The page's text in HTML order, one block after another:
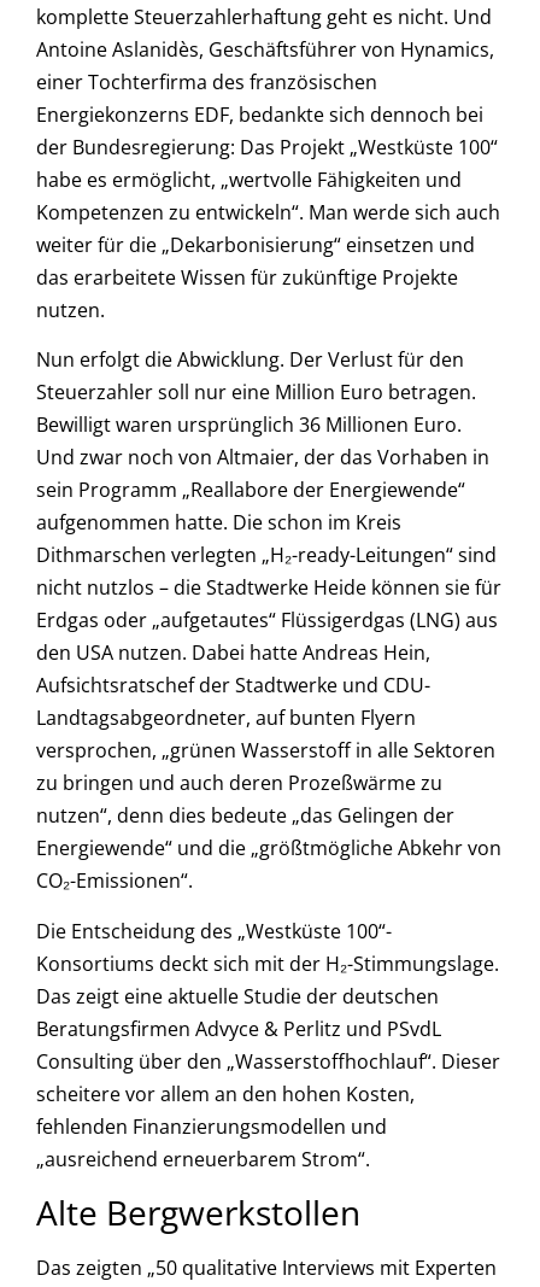
komplette Steuerzahlerhaftung geht es nicht. Und
Antoine Aslanidès, Geschäftsführer von Hynamics,
einer Tochterfirma des französischen
Energiekonzerns EDF, bedankte sich dennoch bei
der Bundesregierung: Das Projekt „Westküste 100“
habe es ermöglicht, „wertvolle Fähigkeiten und
Kompetenzen zu entwickeln“. Man werde sich auch
weiter für die „Dekarbonisierung“ einsetzen und
das erarbeitete Wissen für zukünftige Projekte
nutzen.
Nun erfolgt die Abwicklung. Der Verlust für den
Steuerzahler soll nur eine Million Euro betragen.
Bewilligt waren ursprünglich 36 Millionen Euro.
Und zwar noch von Altmaier, der das Vorhaben in
sein Programm „Reallabore der Energiewende“
aufgenommen hatte. Die schon im Kreis
Dithmarschen verlegten „H₂-ready-Leitungen“ sind
nicht nutzlos – die Stadtwerke Heide können sie für
Erdgas oder „aufgetautes“ Flüssigerdgas (LNG) aus
den USA nutzen. Dabei hatte Andreas Hein,
Aufsichtsratschef der Stadtwerke und CDU-
Landtagsabgeordneter, auf bunten Flyern
versprochen, „grünen Wasserstoff in alle Sektoren
zu bringen und auch deren Prozeßwärme zu
nutzen“, denn dies bedeute „das Gelingen der
Energiewende“ und die „größtmögliche Abkehr von
CO₂-Emissionen“.
Die Entscheidung des „Westküste 100“-
Konsortiums deckt sich mit der H₂-Stimmungslage.
Das zeigt eine aktuelle Studie der deutschen
Beratungsfirmen Advyce & Perlitz und PSvdL
Consulting über den „Wasserstoffhochlauf“. Dieser
scheitere vor allem an den hohen Kosten,
fehlenden Finanzierungsmodellen und
„ausreichend erneuerbarem Strom“.
Alte Bergwerkstollen
Das zeigten „50 qualitative Interviews mit Experten